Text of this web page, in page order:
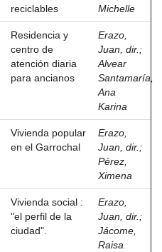
reciclables
Michelle
Residencia y
centro de
atención diaria
para ancianos
Erazo,
Juan, dir. ;
Alvear
Santamaría,
Ana
Karina
Vivienda popular
en el Garrochal
Erazo,
Juan, dir. ;
Pérez,
Ximena
Vivienda social :
"el perfil de la
ciudad".
Erazo,
Juan, dir. ;
Jácome,
Raisa